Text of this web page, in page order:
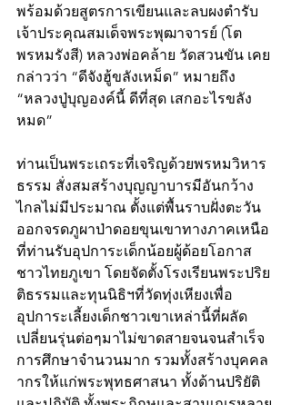
พร้อมด้วยสูตรการเขียนและลบผงตำรับ
เจ้าประคุณสมเด็จพระพุฒาจารย์ (โต
พรหมรังสี) หลวงพ่อคล้าย วัดสวนขัน เคย
กล่าวว่า “ดีจังฮู้ขลังเหม็ด” หมายถึง
“หลวงปู่บุญองค์นี้ ดีที่สุด เสกอะไรขลัง
หมด”
ท่านเป็นพระเถระที่เจริญด้วยพรหมวิหาร
ธรรม สั่งสมสร้างบุญญาบารมีอันกว้าง
ไกลไม่มีประมาณ ตั้งแต่พื้นราบฝั่งตะวัน
ออกจรดภูผาป่าดอยขุนเขาทางภาคเหนือ
ที่ท่านรับอุปการะเด็กน้อยผู้ด้อยโอกาส
ชาวไทยภูเขา โดยจัดตั้งโรงเรียนพระปริย
ติธรรมและทุนนิธิฯที่วัดทุ่งเหียงเพื่อ
อุปการะเลี้ยงเด็กชาวเขาเหล่านี้ที่ผลัด
เปลี่ยนรุ่นต่อๆมาไม่ขาดสายจนจนสำเร็จ
การศึกษาจำนวนมาก รวมทั้งสร้างบุคคล
ากรให้แก่พระพุทธศาสนา ทั้งด้านปริยัติ